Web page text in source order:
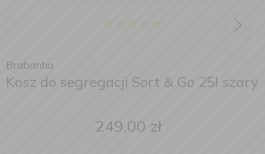
Brabantia
Kosz do segregacji Sort & Go 25l szary
249,00 zł